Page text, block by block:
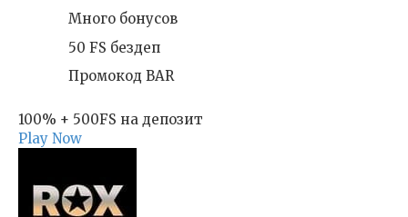
Много бонусов
50 FS бездеп
Промокод BAR
100% + 500FS на депозит
Play Now